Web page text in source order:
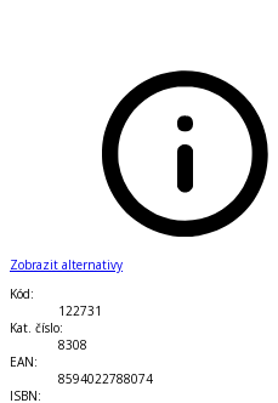
Zobrazit alternativy
Kód:
122731
Kat. číslo:
8308
EAN:
8594022788074
ISBN: